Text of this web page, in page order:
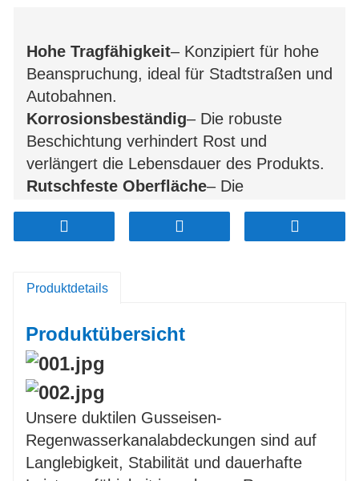
Hohe Tragfähigkeit– Konzipiert für hohe
Beanspruchung, ideal für Stadtstraßen und
Autobahnen.
Korrosionsbeständig– Die robuste
Beschichtung verhindert Rost und
verlängert die Lebensdauer des Produkts.
Rutschfeste Oberfläche– Die
strukturierte Oberfläche gewährleistet
Sicherheit für Fußgänger und Fahrzeuge.
sichere Montage.
verschiedenen Größen, Logos und
Tragfähigkeitsklassen.
Geräuschreduzierung
Gummidichtungen tragen zur Reduzierung
von Vibrationen und Geräuschen im
Betrieb bei.
Produktdetails
Produktübersicht
Unsere duktilen Gusseisen-
Regenwasserkanalabdeckungen sind auf
Langlebigkeit, Stabilität und dauerhafte